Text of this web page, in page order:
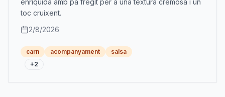
enriquida amb pa fregit per a una textura cremosa i un
toc cruixent.
2/8/2026
carn acompanyament
salsa
+2